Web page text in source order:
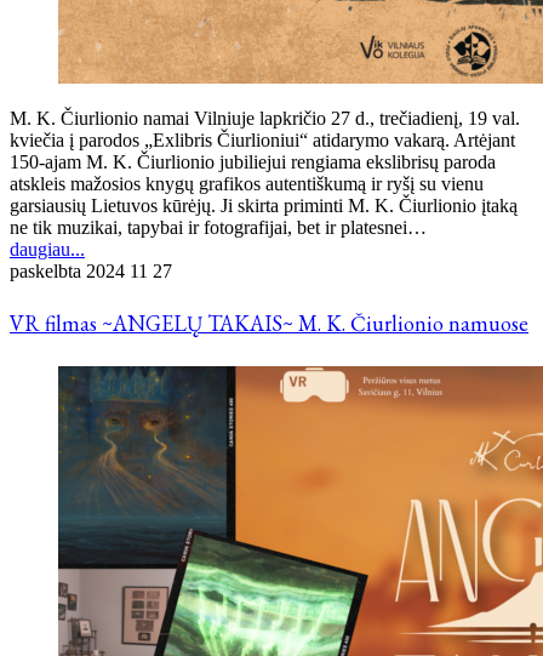
M. K. Čiurlionio namai Vilniuje lapkričio 27 d., trečiadienį, 19 val.
kviečia į parodos „Exlibris Čiurlioniui“ atidarymo vakarą. Artėjant
150-ajam M. K. Čiurlionio jubiliejui rengiama ekslibrisų paroda
atskleis mažosios knygų grafikos autentiškumą ir ryšį su vienu
garsiausių Lietuvos kūrėjų. Ji skirta priminti M. K. Čiurlionio įtaką
ne tik muzikai, tapybai ir fotografijai, bet ir platesnei…
daugiau...
paskelbta 2024 11 27
VR filmas ~ANGELŲ TAKAIS~ M. K. Čiurlionio namuose